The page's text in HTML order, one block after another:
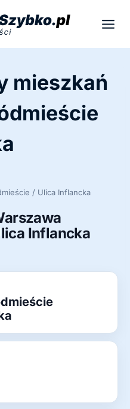
mieszkań
/ Ulica Inflancka
Inflancka